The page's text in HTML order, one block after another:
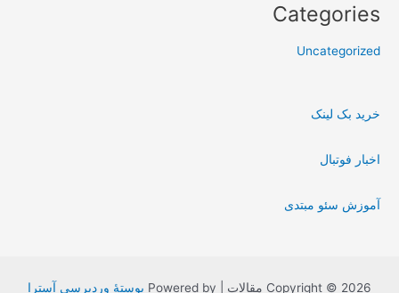
Categories
Uncategorized
خرید بک لینک
اخبار فوتبال
آموزش سئو مبتدی
Copyright © 2026 مقالات | Powered by پوستهٔ وردپرسی آسترا